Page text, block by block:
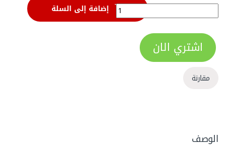
مفتاح بلدي مشرشر سيستم مقاس 22 مم من ساتا - 43214 quantityإضافة إلى السلة
اشتري الان
مقارنة
الوصف